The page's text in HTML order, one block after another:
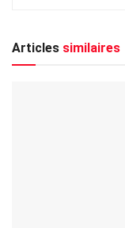
Articles similaires